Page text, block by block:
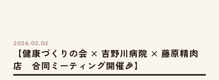
2026.02.02
【健康づくりの会 × 吉野川病院 × 藤原精肉
店 合同ミーティング開催🎉】